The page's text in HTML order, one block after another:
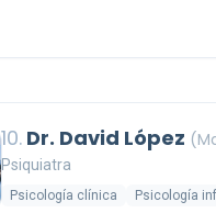
10. Dr. David López
Psiquiatra
Psicología clínica
Psicología